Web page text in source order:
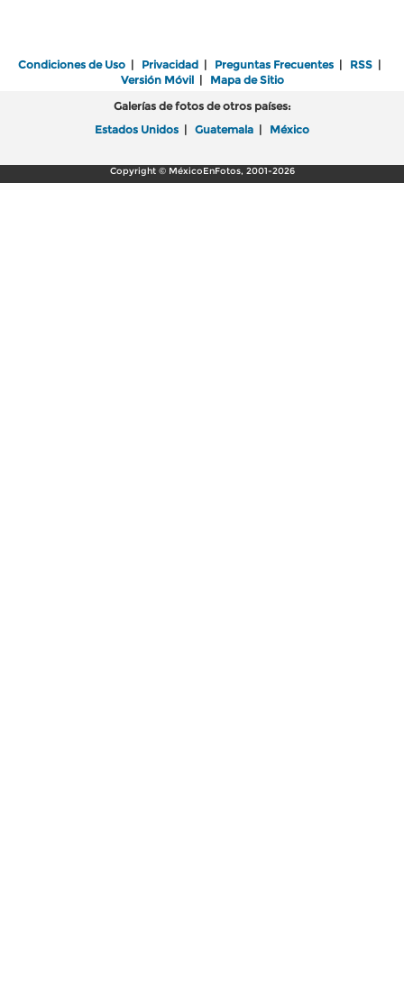
Condiciones de Uso | Privacidad | Preguntas Frecuentes | RSS |
Versión Móvil| Mapa de Sitio
Galerías de fotos de otros países:
Estados Unidos | Guatemala | México
Copyright © MéxicoEnFotos, 2001-2026